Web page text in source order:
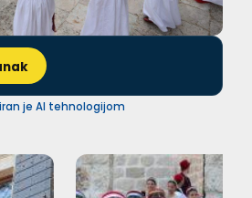
je AI tehnologijom